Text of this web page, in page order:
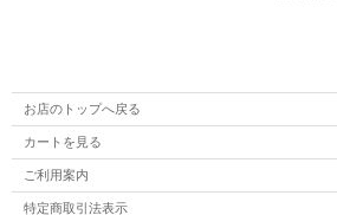
お店のトップへ戻る
カートを見る
ご利用案内
特定商取引法表示